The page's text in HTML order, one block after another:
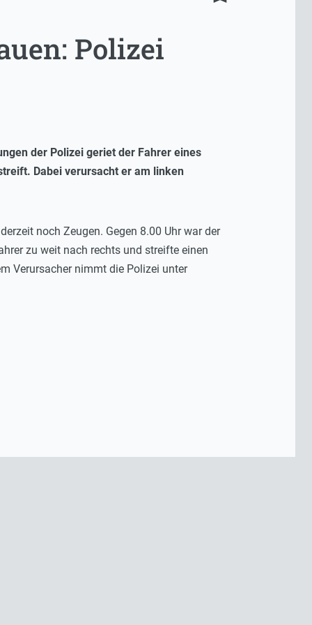
Polizei
der Polizei geriet der Fahrer eines
Dabei verursacht er am linken
noch Zeugen. Gegen 8.00 Uhr war der
zu weit nach rechts und streifte einen
Verursacher nimmt die Polizei unter